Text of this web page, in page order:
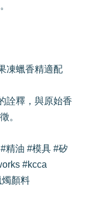
凍蠟香精適配
詮釋，與原始香
。
精油 #模具 #矽
#kcca
顏料